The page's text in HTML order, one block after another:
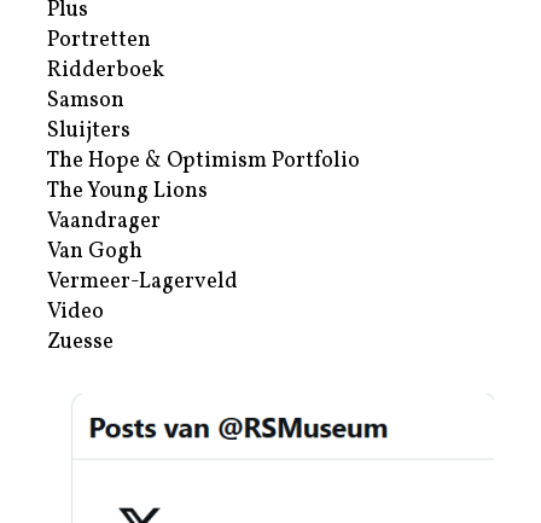
Plus
Portretten
Ridderboek
Samson
Sluijters
The Hope & Optimism Portfolio
The Young Lions
Vaandrager
Van Gogh
Vermeer-Lagerveld
Video
Zuesse